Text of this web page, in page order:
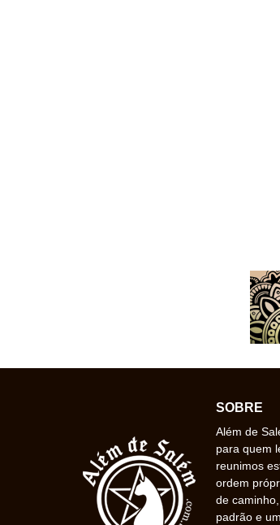
SOBRE
Além de
para quem
reunimos
ordem
de
padrão e